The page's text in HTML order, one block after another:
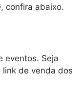
confira abaixo.
eventos. Seja
de venda dos